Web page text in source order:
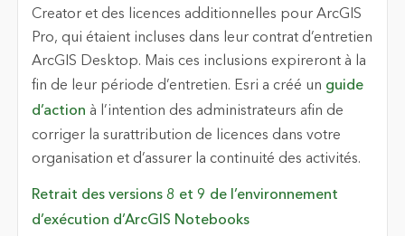
Creator et des licences additionnelles pour ArcGIS
Pro, qui étaient incluses dans leur contrat d’entretien
ArcGIS Desktop. Mais ces inclusions expireront à la
fin de leur période d’entretien. Esri a créé un guide
d’action à l’intention des administrateurs afin de
corriger la surattribution de licences dans votre
organisation et d’assurer la continuité des activités.
Retrait des versions 8 et 9 de l’environnement
d’exécution d’ArcGIS Notebooks